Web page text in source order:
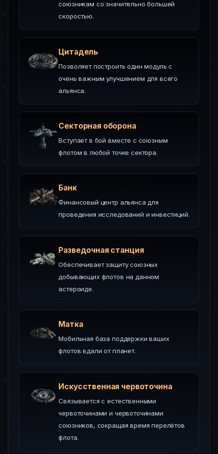
союзникам со значительно большей
скоростью.
Цитадель
Позволяет построить один модуль с
очень важным улучшением для всего
альянса.
Секторная оборона
Вступает в бой вместе с союзным
флотом в любой точке сектора.
Банк
Финансовый центр альянса для
проведения исследований и инвестиций.
Разведочная станция
Обеспечивает защиту союзных
добывающих флотов на данном
астероиде.
Матка
Мобильная база поддержки ваших
флотов вдали от планет.
Искусственная червоточина
Связывается с естественными
червоточинами и червоточинами
союзников, сокращая время перелётов
флота.